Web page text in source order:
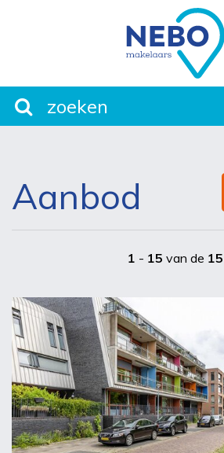
Aanbod
1 - 15 van de 15